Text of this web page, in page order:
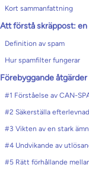
Kort sammanfattning
Att förstå skräppost: en
Definition av spam
Hur spamfilter fungerar
Förebyggande
#1 Förståelse av CAN-
#2 Säkerställa
#3 Vikten av en stark
#4 Undvikande av
#5 Rätt förhållande